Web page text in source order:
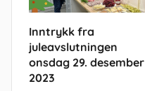
Inntrykk fra
juleavslutningen
onsdag 29. desember
2023